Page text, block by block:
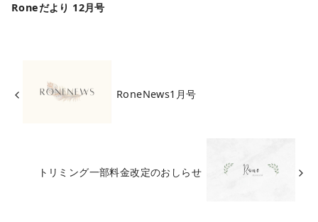
Roneだより 12月号
RoneNews1月号
トリミング一部料金改定のおしらせ